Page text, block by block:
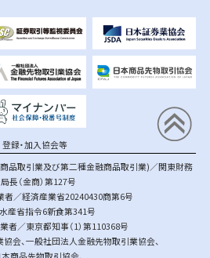
登録・加入協会等
品取引業及び第二種金融商品取引業)／関東財務
局長（金商）第127号
者／経済産業省20240430商第6号
産省指令6新食第341号
者／東京都知事（1）第110368号
協会、 一般社団法人金融先物取引業協会、